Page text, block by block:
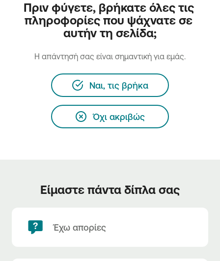
Πριν φύγετε, βρήκατε όλες τις
πληροφορίες που ψάχνατε σε
αυτήν τη σελίδα;
H απάντησή σας είναι σημαντική για εμάς.
Ναι, τις βρήκα
Όχι ακριβώς
Είμαστε πάντα δίπλα σας
Έχω απορίες